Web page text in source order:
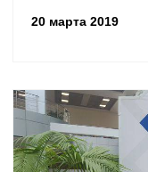
20 марта 2019